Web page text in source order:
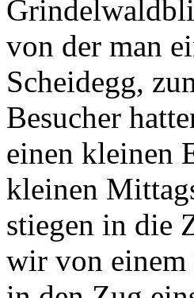
von der man
Scheidegg,
Besucher
einen kleinen
kleinen
stiegen in die
wir von einem